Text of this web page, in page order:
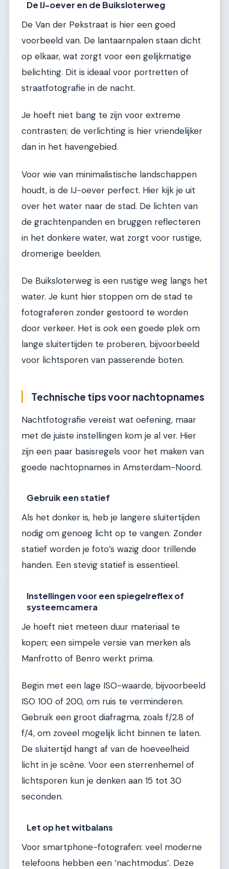
De IJ-oever en de Buiksloterweg
De Van der Pekstraat is hier een goed
voorbeeld van. De lantaarnpalen staan dicht
op elkaar, wat zorgt voor een gelijkmatige
belichting. Dit is ideaal voor portretten of
straatfotografie in de nacht.
Je hoeft niet bang te zijn voor extreme
contrasten; de verlichting is hier vriendelijker
dan in het havengebied.
Voor wie van minimalistische landschappen
houdt, is de IJ-oever perfect. Hier kijk je uit
over het water naar de stad. De lichten van
de grachtenpanden en bruggen reflecteren
in het donkere water, wat zorgt voor rustige,
dromerige beelden.
De Buiksloterweg is een rustige weg langs het
water. Je kunt hier stoppen om de stad te
fotograferen zonder gestoord te worden
door verkeer. Het is ook een goede plek om
lange sluitertijden te proberen, bijvoorbeeld
voor lichtsporen van passerende boten.
Technische tips voor nachtopnames
Nachtfotografie vereist wat oefening, maar
met de juiste instellingen kom je al ver. Hier
zijn een paar basisregels voor het maken van
goede nachtopnames in Amsterdam-Noord.
Gebruik een statief
Als het donker is, heb je langere sluitertijden
nodig om genoeg licht op te vangen. Zonder
statief worden je foto’s wazig door trillende
handen. Een stevig statief is essentieel.
Instellingen voor een spiegelreflex of
systeemcamera
Je hoeft niet meteen duur materiaal te
kopen; een simpele versie van merken als
Manfrotto of Benro werkt prima.
Begin met een lage ISO-waarde, bijvoorbeeld
ISO 100 of 200, om ruis te verminderen.
Gebruik een groot diafragma, zoals f/2.8 of
f/4, om zoveel mogelijk licht binnen te laten.
De sluitertijd hangt af van de hoeveelheid
licht in je scène. Voor een sterrenhemel of
lichtsporen kun je denken aan 15 tot 30
seconden.
Let op het witbalans
Voor smartphone-fotografen: veel moderne
telefoons hebben een ‘nachtmodus’. Deze